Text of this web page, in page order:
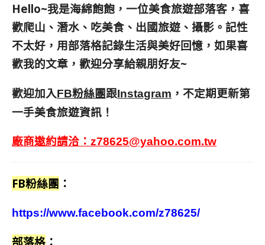
Hello~我是海綿飽飽，一位美食旅遊部落客， 喜
歡爬山、潛水、吃美食、出國旅遊、攝影。 記性
不太好，用部落格記錄生活與美好回憶， 如果喜
歡我的文章，歡迎分享給親朋好友~
歡迎加入FB粉絲團跟Instagram ，不定期更新第
一手美食旅遊資訊！
廠商邀約請洽： z78625@yahoo.com.tw
FB粉絲團 ：
https://www.facebook.com/z78625/
部落格 ：